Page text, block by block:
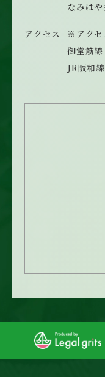
なみは
アクセス ※アクセ
御堂筋線
JR阪和